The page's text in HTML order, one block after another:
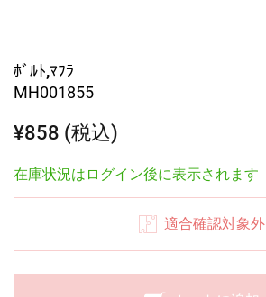
ﾎﾞﾙﾄ,ﾏﾌﾗ
MH001855
¥858 (税込)
在庫状況はログイン後に表示されます
適合確認対象外